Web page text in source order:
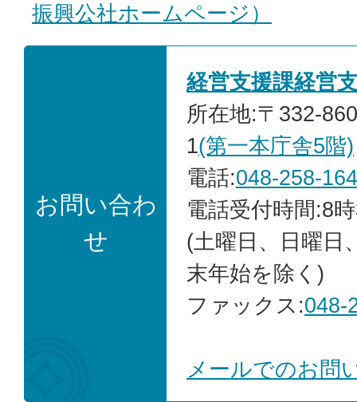
振興公社ホームページ）
お問い合わ
せ
経営支援課経営
所在地:〒332-
1(第一本庁舎5階)
電話:048-258-
電話受付時間:8
(土曜日、日曜日
末年始を除く)
ファックス:048-
メールでのお問